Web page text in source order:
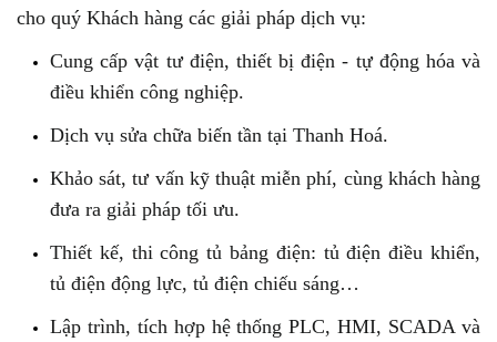
cho quý Khách hàng các giải pháp dịch vụ:
Cung cấp vật tư điện, thiết bị điện - tự động hóa và
điều khiển công nghiệp.
Dịch vụ sửa chữa biến tần tại Thanh Hoá.
Khảo sát, tư vấn kỹ thuật miễn phí, cùng khách hàng
đưa ra giải pháp tối ưu.
Thiết kế, thi công tủ bảng điện: tủ điện điều khiển,
tủ điện động lực, tủ điện chiếu sáng…
Lập trình, tích hợp hệ thống PLC, HMI, SCADA và